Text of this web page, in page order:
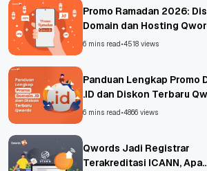
Promo Ramadan 2026:
Domain dan Hosting
6 mins read•4518 views
Panduan Lengkap Promo
.ID dan Diskon Terbaru
6 mins read•4866 views
Qwords Jadi Registrar
Terakreditasi ICANN, Apa